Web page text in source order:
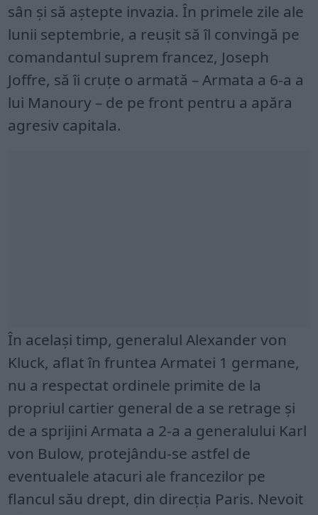
sân și să aștepte invazia. În primele zile ale
lunii septembrie, a reușit să îl convingă pe
comandantul suprem francez, Joseph
Joffre, să îi cruțe o armată – Armata a 6-a a
lui Manoury – de pe front pentru a apăra
agresiv capitala.
În același timp, generalul Alexander von
Kluck, aflat în fruntea Armatei 1 germane,
nu a respectat ordinele primite de la
propriul cartier general de a se retrage și
de a sprijini Armata a 2-a a generalului Karl
von Bulow, protejându-se astfel de
eventualele atacuri ale francezilor pe
flancul său drept, din direcția Paris. Nevoit